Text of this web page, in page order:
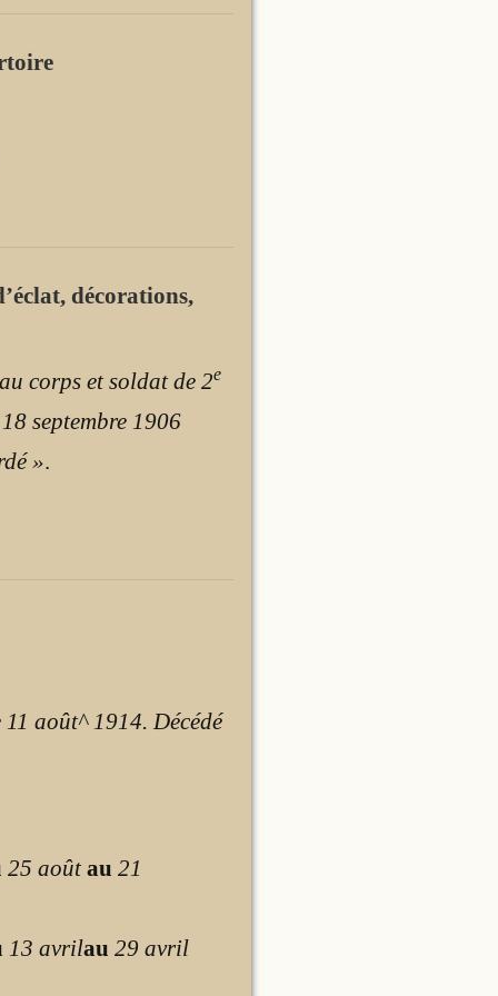
décorations,
corps et soldat de 2e
septembre 1906
».
août^ 1914. Décédé
25 août au 21
13 avrilau 29 avril